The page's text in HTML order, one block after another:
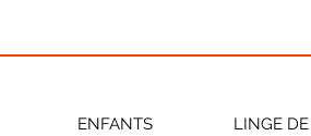
ENFANTS LINGE